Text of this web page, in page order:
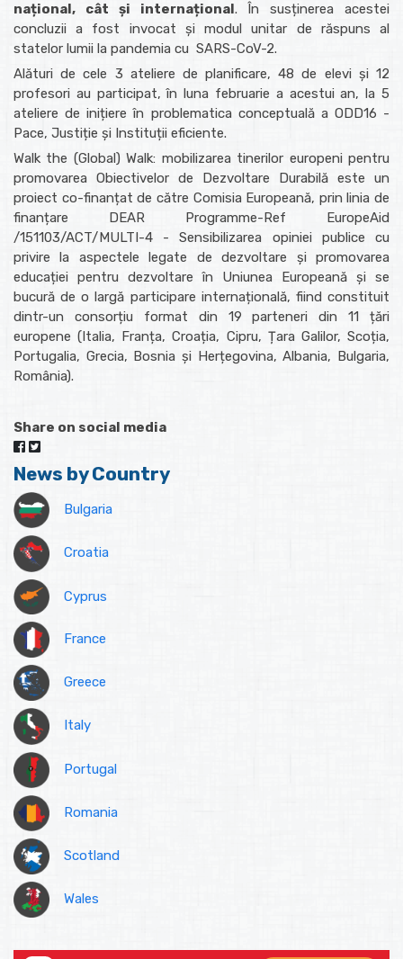
național, cât și internațional. În susținerea acestei
concluzii a fost invocat și modul unitar de răspuns al
statelor lumii la pandemia cu SARS-CoV-2.
Alături de cele 3 ateliere de planificare, 48 de elevi și 12
profesori au participat, în luna februarie a acestui an, la 5
ateliere de inițiere în problematica conceptuală a ODD16 -
Pace, Justiție și Instituții eficiente.
Walk the (Global) Walk: mobilizarea tinerilor europeni pentru
promovarea Obiectivelor de Dezvoltare Durabilă este un
proiect co-finanțat de către Comisia Europeană, prin linia de
finanțare DEAR Programme-Ref EuropeAid
/151103/ACT/MULTI-4 - Sensibilizarea opiniei publice cu
privire la aspectele legate de dezvoltare și promovarea
educației pentru dezvoltare în Uniunea Europeană și se
bucură de o largă participare internațională, fiind constituit
dintr-un consorțiu format din 19 parteneri din 11 țări
europene (Italia, Franța, Croația, Cipru, Țara Galilor, Scoția,
Portugalia, Grecia, Bosnia și Herțegovina, Albania, Bulgaria,
România).
Share on social media
News by Country
Bulgaria
Croatia
Cyprus
France
Greece
Italy
Portugal
Romania
Scotland
Wales